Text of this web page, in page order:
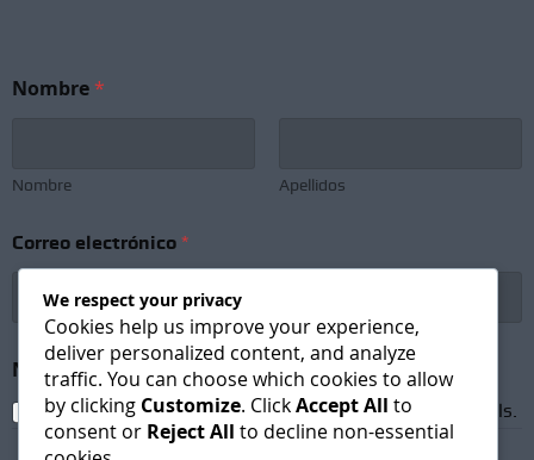
Nombre*
Nombre Apellidos
o
m
N
e
w
s
Correo electrónico *
Newsletter Subscription*
I agree to receive newsletters and promotional emails.
We respect your privacy
Cookies help us improve your experience,
deliver personalized content, and analyze
traffic. You can choose which cookies to allow
by clicking Customize. ClickAccept All to
consent or Reject All to decline non-essential